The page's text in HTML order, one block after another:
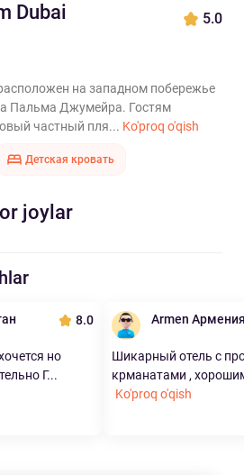
Dubai 5.0
на западном побережье
Пальма Джумейра. Гостям
частный пля... Ko'proq o'qish
Детская кровать
joylar
8.0
но
Г...
Armen
Шикарный отель с
крманатами ,
Ko'proq o'qish